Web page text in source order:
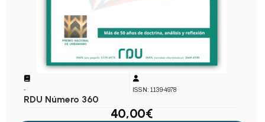
- ISSN: 1139-4978
RDU Número 360
40,00€